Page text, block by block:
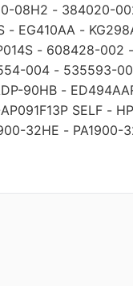
08H2 - 384020-
- EG410AA -
- 608428-002 -
004 - 535593-
90HB -
SELF -
32HE - PA1900-